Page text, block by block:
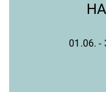
01.06. -